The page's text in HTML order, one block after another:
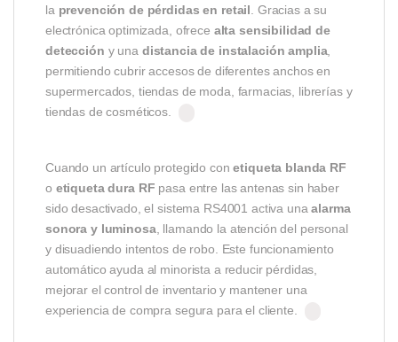
la prevención de pérdidas en retail. Gracias a su
electrónica optimizada, ofrece alta sensibilidad de
detección y una distancia de instalación amplia,
permitiendo cubrir accesos de diferentes anchos en
supermercados, tiendas de moda, farmacias, librerías y
tiendas de cosméticos.
Cuando un artículo protegido conetiqueta blanda RF
o etiqueta dura RF pasa entre las antenas sin haber
sido desactivado, el sistema RS4001 activa unaalarma
sonora y luminosa, llamando la atención del personal
y disuadiendo intentos de robo. Este funcionamiento
automático ayuda al minorista a reducir pérdidas,
mejorar el control de inventario y mantener una
experiencia de compra segura para el cliente.